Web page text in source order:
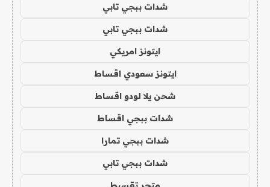
شدات ببجي تابي
شدات ببجي تابي
ايتونز امريكي
ايتونز سعودي اقساط
شحن يلا لودو اقساط
شدات ببجي اقساط
شدات ببجي تمارا
شدات ببجي تابي